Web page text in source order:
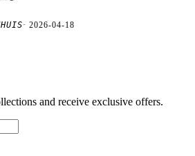
·2026-04-18
and receive exclusive offers.